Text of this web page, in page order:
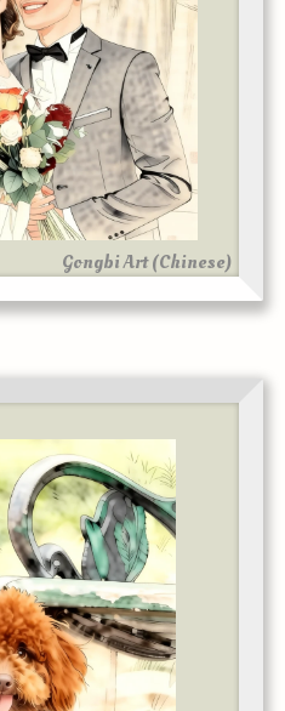
Gongbi Art (Chinese)